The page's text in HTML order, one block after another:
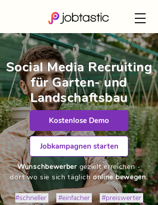
Social Media Recruiting
für Garten- und
Landschaftsbau
Kostenlose Demo
Jobkampagnen starten
Wunschbewerbergezielt erreichen -
dort wo sie sich täglichonline bewegen.
#schneller #einfacher #preiswerter